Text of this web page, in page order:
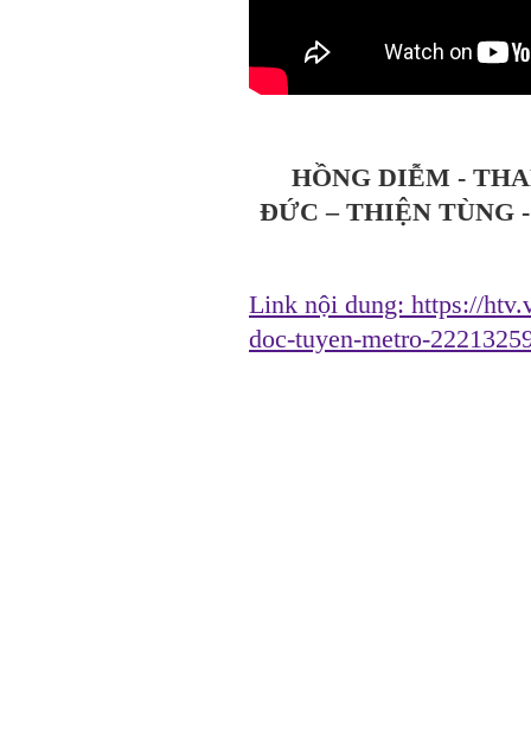
HỒNG DIỄM -
ĐỨC – THIỆN TÙNG
Link nội dung: https://
doc-tuyen-metro-